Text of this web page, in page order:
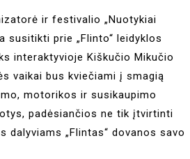
ir festivalio „Nuotykiai
susitikti prie „Flinto“ leidyklos
interaktyvioje Kiškučio Mikučio
vaikai bus kviečiami į smagią
motorikos ir susikaupimo
padėsiančios ne tik įtvirtinti
„Flintas“ dovanos savo